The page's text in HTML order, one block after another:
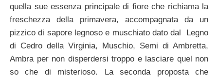
quella sue essenza principale di fiore che richiama la
freschezza della primavera, accompagnata da un
pizzico di sapore legnoso e muschiato dato dal Legno
di Cedro della Virginia, Muschio, Semi di Ambretta,
Ambra per non disperdersi troppo e lasciare quel non
so che di misterioso. La seconda proposta che